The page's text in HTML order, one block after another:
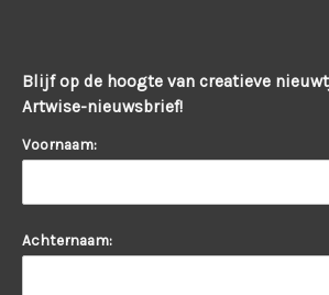
Blijf op de hoogte van creatieve
Artwise-nieuwsbrief!
Voornaam:
Achternaam: